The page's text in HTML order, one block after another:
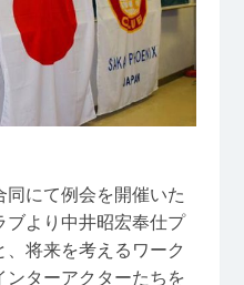
同にて例会を開催いた
ブより中井昭宏奉仕プ
将来を考えるワーク
ンターアクターたちを